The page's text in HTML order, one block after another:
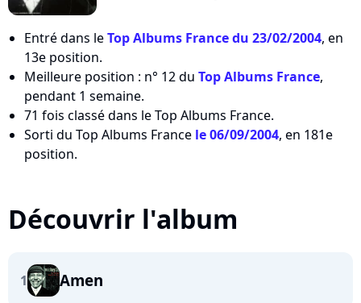
Entré dans leTop Albums France du 23/02/2004, en
13e position.
Meilleure position : n° 12 du Top Albums France,
pendant 1 semaine.
71 fois classé dans le Top Albums France.
Sorti du Top Albums France le 06/09/2004, en 181e
position.
Découvrir l'album
1 Amen